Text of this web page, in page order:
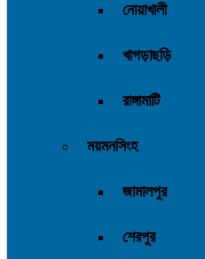
নোয়াখালী
খাগড়াছড়ি
রাঙ্গামাটি
ময়মনসিংহ
জামালপুর
শেরপুর